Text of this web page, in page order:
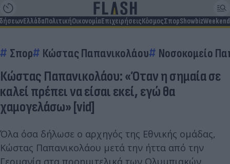
ΕλλάδαΠολιτικήΟικονομίαΕπιχειρήσειςΚόσμοςΣπορShowbizWeekend
Σπορ Κώστας Παπανικολάου Νοσοκομείο
Κώστας Παπανικολάου: «Όταν η σημαία σε
καλεί πρέπει να είσαι εκεί, εγώ θα
χαμογελάσω» [vid]
Όλα όσα δήλωσε ο αρχηγός της Εθνικής ομάδας,
Κώστας Παπανικολάου μετά την ήττα από την
Γερμανία στα προημιτελικά των Ολυμπιακών